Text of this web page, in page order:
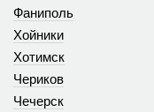
Фаниполь
Хойники
Хотимск
Чериков
Чечерск